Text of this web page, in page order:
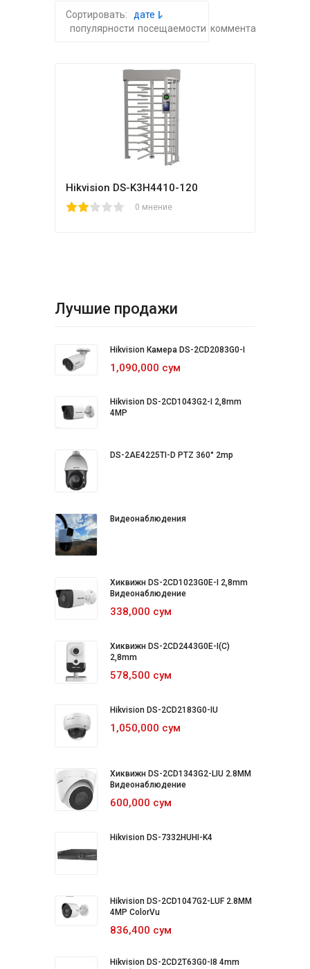
Сортировать:
дате
популярности посещаемости комментариям
Hikvision DS-K3H4410-120
0 мнение
Лучшие продажи
Hikvision Камера DS-2CD2083G0-I
1,090,000 сум
Hikvision DS-2CD1043G2-I 2,8mm
4MP
DS-2AE4225TI-D PTZ 360° 2mp
Видеонаблюдения
Хиквижн DS-2CD1023G0E-I 2,8mm
Видеонаблюдение
338,000 сум
Хиквижн DS-2CD2443G0E-I(C)
2,8mm
578,500 сум
Hikvision DS-2CD2183G0-IU
1,050,000 сум
Хиквижн DS-2CD1343G2-LIU 2.8MM
Видеонаблюдение
600,000 сум
Hikvision DS-7332HUHI-K4
Hikvision DS-2CD1047G2-LUF 2.8MM
4MP ColorVu
836,400 сум
Hikvision DS-2CD2T63G0-I8 4mm